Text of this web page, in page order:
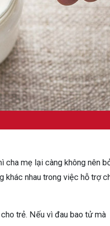
cha mẹ lại càng không nên
nhau trong việc hỗ trợ
trẻ. Nếu vì đau bao tử mà